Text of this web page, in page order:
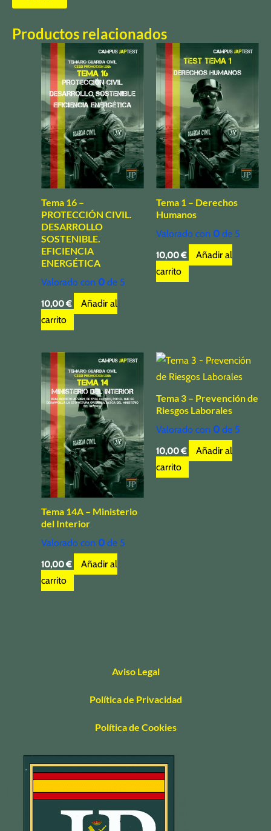
Productos relacionados
Tema 16 –
PROTECCIÓN CIVIL.
DESARROLLO
SOSTENIBLE.
EFICIENCIA
ENERGÉTICA
Valorado con 0 de 5
10,00€
Añadir al
carrito
Tema 1 – Derechos
Humanos
Valorado con 0 de 5
10,00€
Añadir al
carrito
Tema 14A – Ministerio
del Interior
Valorado con 0 de 5
10,00€
Añadir al
carrito
Tema 3 – Prevención de
Riesgos Laborales
Valorado con 0 de 5
10,00€
Añadir al
carrito
Aviso Legal
Política de Privacidad
Política de Cookies